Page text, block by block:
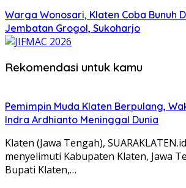
Warga Wonosari, Klaten Coba Bunuh
Jembatan Grogol, Sukoharjo
Rekomendasi untuk kamu
Pemimpin Muda Klaten Berpulang,
Indra Ardhianto Meninggal Dunia
Klaten (Jawa Tengah),
menyelimuti Kabupaten Klaten, Jawa
Bupati Klaten,…